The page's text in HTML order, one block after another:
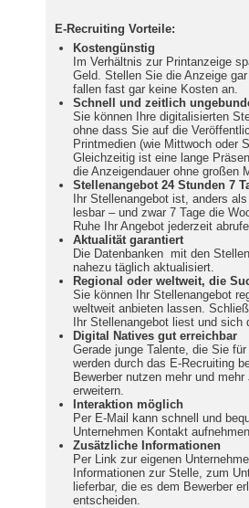
E-Recruiting Vorteile:
Kostengünstig
Im Verhältnis zur Printanzeige
Geld. Stellen Sie die Anzeige
fallen fast gar keine Kosten an.
Schnell und zeitlich
Sie können Ihre digitalisierten
ohne dass Sie auf die
Printmedien (wie Mittwoch oder
Gleichzeitig ist eine lange
die Anzeigendauer ohne großen
Stellenangebot 24 Stunden 7
Ihr Stellenangebot ist, anders
lesbar – und zwar 7 Tage die
Ruhe Ihr Angebot jederzeit
Aktualität garantiert
Die Datenbanken mit den
nahezu täglich aktualisiert.
Regional oder weltweit, die
Sie können Ihr Stellenangebot
weltweit anbieten lassen.
Ihr Stellenangebot liest und sich
Digital Natives gut erreichbar
Gerade junge Talente, die Sie
werden durch das E-Recruiting
Bewerber nutzen mehr und
erweitern.
Interaktion möglich
Per E-Mail kann schnell und
Unternehmen Kontakt
Zusätzliche Informationen
Per Link zur eigenen
Informationen zur Stelle, zum
lieferbar, die es dem Bewerber
entscheiden.